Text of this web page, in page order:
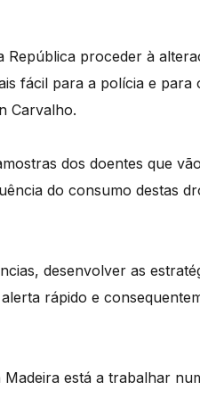
proceder à
fácil para a polícia e
Carvalho.
dos doentes que
do consumo destas
desenvolver as
rápido e
está a trabalhar